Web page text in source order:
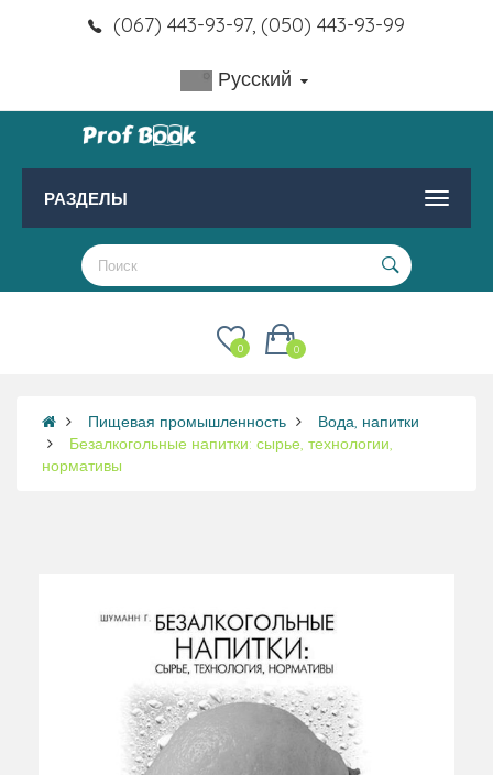
(067) 443-93-97, (050) 443-93-99
Русский
РАЗДЕЛЫ
0
0
Пищевая промышленность
Вода, напитки
Безалкогольные напитки: сырье, технологии,
нормативы